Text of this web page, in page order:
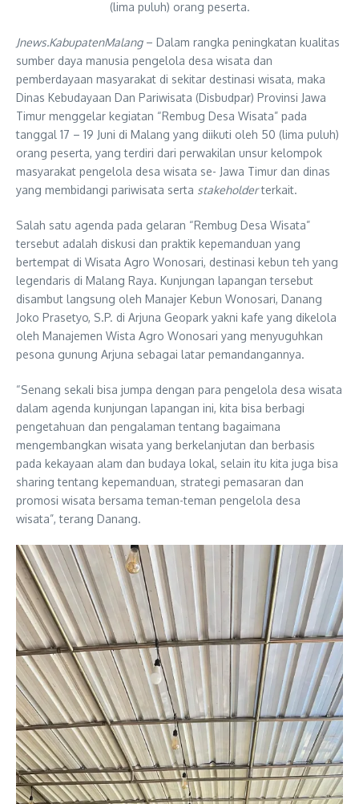
(lima puluh) orang peserta.
Jnews.KabupatenMalang– Dalam rangka peningkatan kualitas
sumber daya manusia pengelola desa wisata dan
pemberdayaan masyarakat di sekitar destinasi wisata, maka
Dinas Kebudayaan Dan Pariwisata (Disbudpar) Provinsi Jawa
Timur menggelar kegiatan “Rembug Desa Wisata” pada
tanggal 17 – 19 Juni di Malang yang diikuti oleh 50 (lima puluh)
orang peserta, yang terdiri dari perwakilan unsur kelompok
masyarakat pengelola desa wisata se- Jawa Timur dan dinas
yang membidangi pariwisata serta stakeholderterkait.
Salah satu agenda pada gelaran “Rembug Desa Wisata”
tersebut adalah diskusi dan praktik kepemanduan yang
bertempat di Wisata Agro Wonosari, destinasi kebun teh yang
legendaris di Malang Raya. Kunjungan lapangan tersebut
disambut langsung oleh Manajer Kebun Wonosari, Danang
Joko Prasetyo, S.P. di Arjuna Geopark yakni kafe yang dikelola
oleh Manajemen Wista Agro Wonosari yang menyuguhkan
pesona gunung Arjuna sebagai latar pemandangannya.
“Senang sekali bisa jumpa dengan para pengelola desa wisata
dalam agenda kunjungan lapangan ini, kita bisa berbagi
pengetahuan dan pengalaman tentang bagaimana
mengembangkan wisata yang berkelanjutan dan berbasis
pada kekayaan alam dan budaya lokal, selain itu kita juga bisa
sharing tentang kepemanduan, strategi pemasaran dan
promosi wisata bersama teman-teman pengelola desa
wisata”, terang Danang.